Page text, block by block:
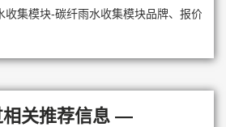
收集模块-碳纤雨水收集模块品牌、报价
关推荐信息 —